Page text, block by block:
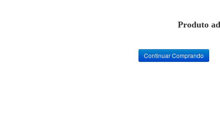
Produto
Continuar Comprando